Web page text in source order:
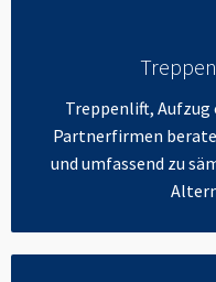
Treppenlift, Aufzug
Partnerfirmen
und umfassend zu